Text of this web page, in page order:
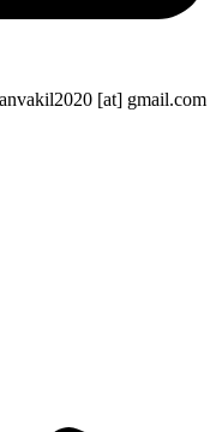
nooranvakil2020 [at]